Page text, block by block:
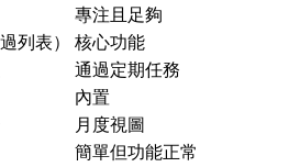
專注且足夠
列表）
核心功能
通過定期任務
內置
月度視圖
簡單但功能正常